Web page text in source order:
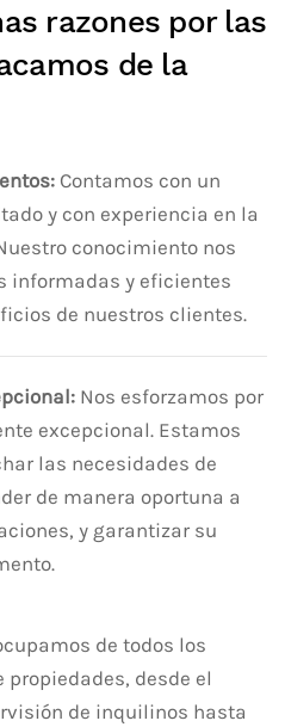
razones por las
de la
Contamos con un
y con experiencia en la
conocimiento nos
informadas y eficientes
de nuestros clientes.
Nos esforzamos por
excepcional. Estamos
las necesidades de
de manera oportuna a
y garantizar su
de todos los
desde el
de inquilinos hasta